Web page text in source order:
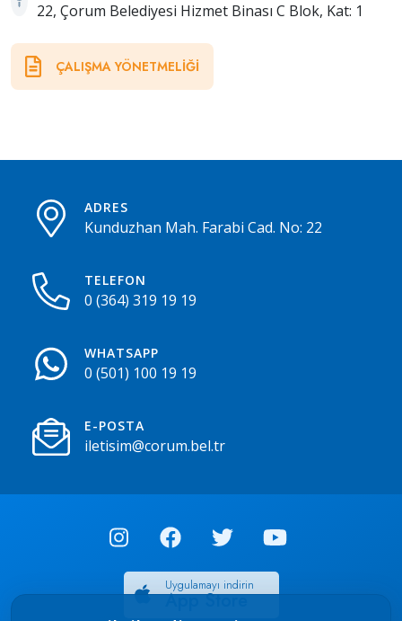
22, Çorum Belediyesi Hizmet Binası C Blok, Kat: 1
ÇALIŞMA YÖNETMELIĞI
ADRES
Kunduzhan Mah. Farabi Cad. No: 22
TELEFON
0 (364) 319 19 19
WHATSAPP
0 (501) 100 19 19
E-POSTA
iletisim@corum.bel.tr
Uygulamayı indirin
App Store